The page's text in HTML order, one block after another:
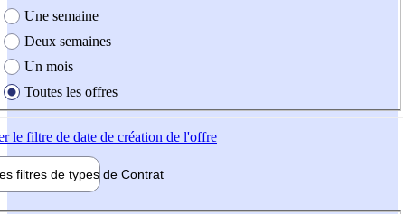
Une semaine
Deux semaines
Un mois
Toutes les offres
le filtre de date de création de l'offre
filtres de types de Contrat